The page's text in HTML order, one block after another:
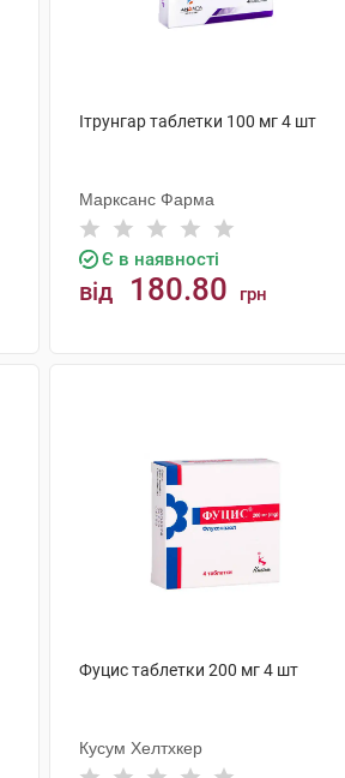
Ітрунгар таблетки 100 мг 4 шт
Марксанс Фарма
Є в наявності
від 180.80 грн
Фуцис таблетки 200 мг 4 шт
Кусум Хелтхкер